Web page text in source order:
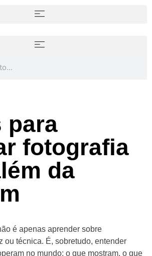
para
fotografia
da
é apenas aprender sobre
ou técnica. É, sobretudo, entender
no mundo: o que mostram, o que